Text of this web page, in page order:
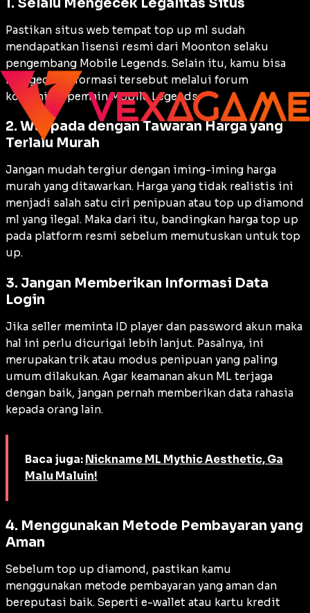
Pastikan situs web tempat top up ml sudah
mendapatkan lisensi resmi dari Moonton selaku
pengembang Mobile Legends. Selain itu, kamu bisa
mengecek informasi tersebut melalui forum
komunitas pemain Mobile Legends.
2. Waspada dengan Tawaran Harga yang
Terlalu Murah
Jangan mudah tergiur dengan iming-iming harga
murah yang ditawarkan. Harga yang tidak realistis ini
menjadi salah satu ciri penipuan atau top up diamond
ml yang ilegal. Maka dari itu, bandingkan harga top up
pada platform resmi sebelum memutuskan untuk top
up.
3. Jangan Memberikan Informasi Data
Login
Jika seller meminta ID player dan password akun maka
hal ini perlu dicurigai lebih lanjut. Pasalnya, ini
merupakan trik atau modus penipuan yang paling
umum dilakukan. Agar keamanan akun ML terjaga
dengan baik, jangan pernah memberikan data rahasia
kepada orang lain.
Baca juga: Nickname ML Mythic Aesthetic, Ga
Malu Maluin!
4. Menggunakan Metode Pembayaran yang
Aman
Sebelum top up diamond, pastikan kamu
menggunakan metode pembayaran yang aman dan
bereputasi baik. Seperti e-wallet atau kartu kredit